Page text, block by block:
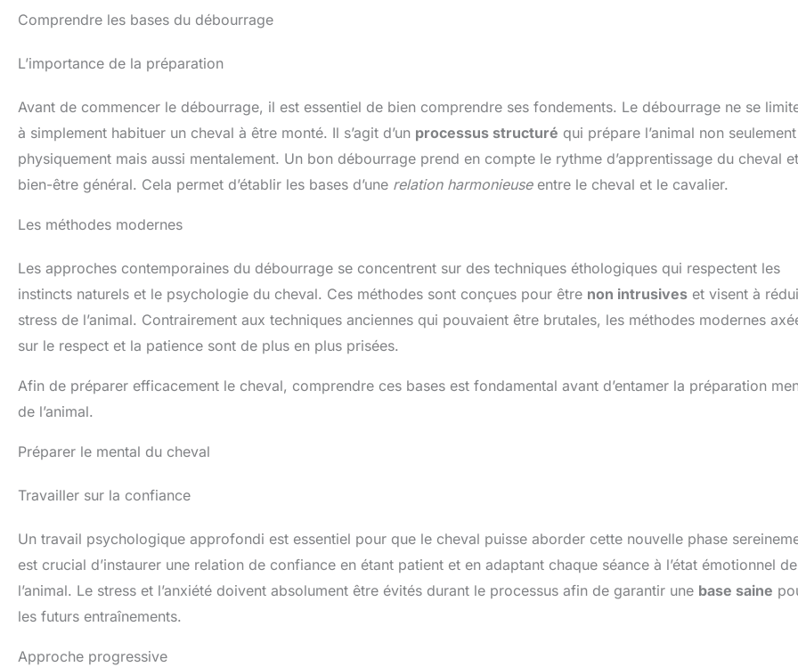
Comprendre les bases du débourrage
L’importance de la préparation
Avant de commencer le débourrage, il est essentiel de bien comprendre ses fondements. Le débourrage ne se
à simplement habituer un cheval à être monté. Il s’agit d’un processus structuré qui prépare l’animal non seulement
physiquement mais aussi mentalement. Un bon débourrage prend en compte le rythme d’apprentissage du cheval
bien-être général. Cela permet d’établir les bases d’une relation harmonieuseentre le cheval et le cavalier.
Les méthodes modernes
Les approches contemporaines du débourrage se concentrent sur des techniques éthologiques qui respectent les
instincts naturels et le psychologie du cheval. Ces méthodes sont conçues pour être non intrusives et visent à
stress de l’animal. Contrairement aux techniques anciennes qui pouvaient être brutales, les méthodes modernes
sur le respect et la patience sont de plus en plus prisées.
Afin de préparer efficacement le cheval, comprendre ces bases est fondamental avant d’entamer la préparation
de l’animal.
Préparer le mental du cheval
Travailler sur la confiance
Un travail psychologique approfondi est essentiel pour que le cheval puisse aborder cette nouvelle phase
est crucial d’instaurer une relation de confiance en étant patient et en adaptant chaque séance à l’état émotionnel de
l’animal. Le stress et l’anxiété doivent absolument être évités durant le processus afin de garantir une base saine
les futurs entraînements.
Approche progressive